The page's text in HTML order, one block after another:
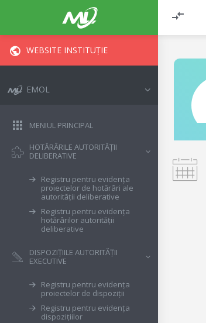
WEBSITE INSTITUȚIE
EMOL
MENIUL PRINCIPAL
HOTĂRÂRILE AUTORITĂȚII
DELIBERATIVE
Registru pentru evidența
proiectelor de hotărâri ale
autorității deliberative
Registru pentru evidența
hotărârilor autorității
deliberative
DISPOZIȚIILE AUTORITĂȚII
EXECUTIVE
Registru pentru evidența
proiectelor de dispoziții
Registru pentru evidența
dispozițiilor